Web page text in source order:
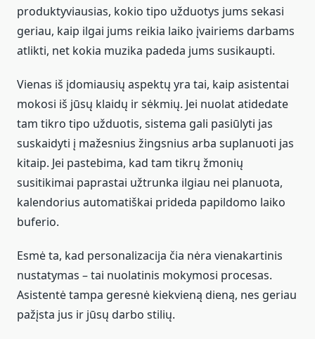
produktyviausias, kokio tipo užduotys jums sekasi
geriau, kaip ilgai jums reikia laiko įvairiems darbams
atlikti, net kokia muzika padeda jums susikaupti.
Vienas iš įdomiausių aspektų yra tai, kaip asistentai
mokosi iš jūsų klaidų ir sėkmių. Jei nuolat atidedate
tam tikro tipo užduotis, sistema gali pasiūlyti jas
suskaidyti į mažesnius žingsnius arba suplanuoti jas
kitaip. Jei pastebima, kad tam tikrų žmonių
susitikimai paprastai užtrunka ilgiau nei planuota,
kalendorius automatiškai prideda papildomo laiko
buferio.
Esmė ta, kad personalizacija čia nėra vienakartinis
nustatymas – tai nuolatinis mokymosi procesas.
Asistentė tampa geresnė kiekvieną dieną, nes geriau
pažįsta jus ir jūsų darbo stilių.